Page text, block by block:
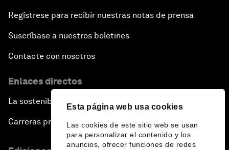
Esta página web usa cookies
Las cookies de este sitio web se usan
para personalizar el contenido y los
anuncios, ofrecer funciones de redes
Regístrese para recibir nuestras notas de prensa
Suscríbase a nuestros boletines
Contacte con nosotros
Enlaces directos
La sostenibilidad en el Foro
Carreras profesionales